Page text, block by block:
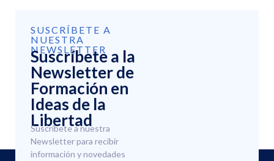
SUSCRÍBETE A
NUESTRA
NEWSLETTER
Suscríbete a la
Newsletter de
Formación en
Ideas de la
Libertad
Suscríbete a nuestra
Newsletter para recibir
información y novedades